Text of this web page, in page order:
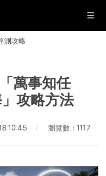
測攻略
萬事知任
攻略方法
瀏覽數：1117